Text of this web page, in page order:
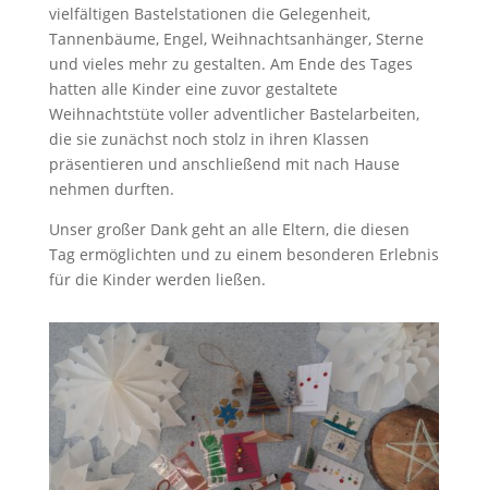
vielfältigen Bastelstationen die Gelegenheit,
Tannenbäume, Engel, Weihnachtsanhänger, Sterne
und vieles mehr zu gestalten. Am Ende des Tages
hatten alle Kinder eine zuvor gestaltete
Weihnachtstüte voller adventlicher Bastelarbeiten,
die sie zunächst noch stolz in ihren Klassen
präsentieren und anschließend mit nach Hause
nehmen durften.
Unser großer Dank geht an alle Eltern, die diesen
Tag ermöglichten und zu einem besonderen Erlebnis
für die Kinder werden ließen.